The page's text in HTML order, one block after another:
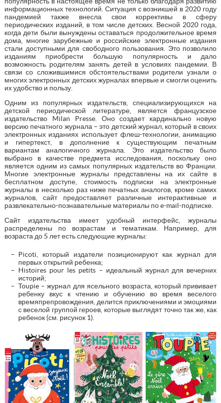
информационных технологий. Ситуация с возникшей в 2020 году
пандемией также внесла свои коррективы в сферу
периодических изданий, в том числе детских. Весной 2020 года,
когда дети были вынуждены оставаться продолжительное время
дома, многие зарубежные и российские электронные издания
стали доступными для свободного пользования. Это позволило
изданиям приобрести большую популярность и дало
возможность родителям занять детей в условиях пандемии. В
связи со сложившимися обстоятельствами родители узнали о
многих электронных детских журналах впервые и смогли оценить
их удобство и пользу.
Одним из популярных издательств, специализирующихся на
детской периодической литературе, является французское
издательство Milan Presse. Оно создает кардинально новую
версию печатного журнала – это детский журнал, который в своих
электронных изданиях использует флеш-технологии, анимацию
и гипертекст, в дополнение к существующим печатным
вариантам аналогичного журнала. Это издательство было
выбрано в качестве предмета исследования, поскольку оно
является одним из самых популярных издательств во Франции.
Многие электронные журналы представлены на их сайте в
бесплатном доступе, стоимость подписки на электронные
журналы в несколько раз ниже печатных аналогов, кроме самих
журналов, сайт предоставляет различные интерактивные и
развлекательно-познавательные материалы по e-mail-подписке.
Сайт издательства имеет удобный интерфейс, журналы
распределены по возрастам и тематикам. Например, для
возраста до 5 лет есть следующие журналы:
Picoti, который издатели позиционируют как журнал для
первых открытий ребенка;
Histoires pour les petits – идеальный журнал для вечерних
историй;
Toupie – журнал для ясельного возраста, который прививает
ребенку вкус к чтению и обучению во время веселого
времяпрепровождения, делится приключениями и эмоциями
с веселой группой героев, которые выглядят точно так же, как
ребенок (см. рисунок 1).